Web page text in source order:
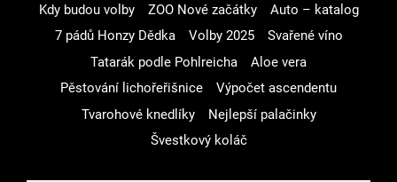
Kdy budou volby
ZOO Nové začátky
Auto – katalog
7 pádů Honzy Dědka
Volby 2025
Svařené víno
Tatarák podle Pohlreicha
Aloe vera
Pěstování lichořeřišnice
Výpočet ascendentu
Tvarohové knedlíky
Nejlepší palačinky
Švestkový koláč